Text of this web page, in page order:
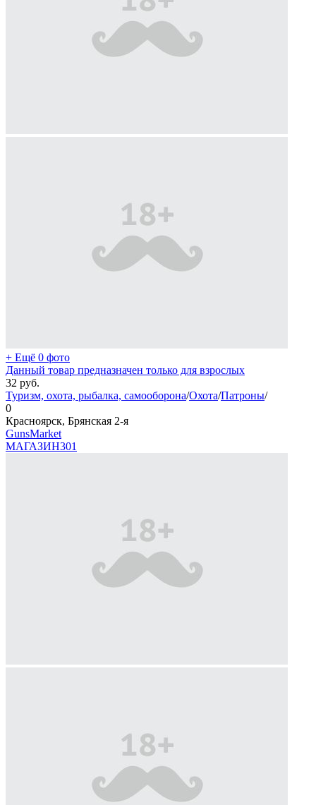
+ Ещё 0 фото
Данный товар предназначен только для взрослых
32 руб.
Туризм, охота, рыбалка, самооборона/Охота/Патроны/
0
Красноярск, Брянская 2-я
GunsMarket
МАГАЗИН301